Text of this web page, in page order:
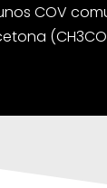
COV